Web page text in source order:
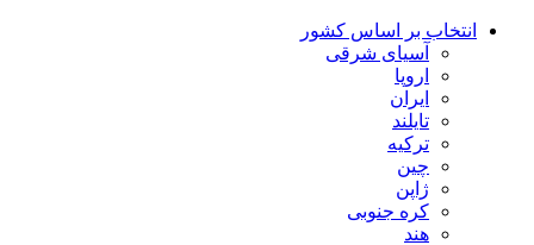
انتخاب بر اساس کشور
آسیای شرقی
اروپا
ایران
تایلند
ترکیه
چین
ژاپن
کره جنوبی
هند